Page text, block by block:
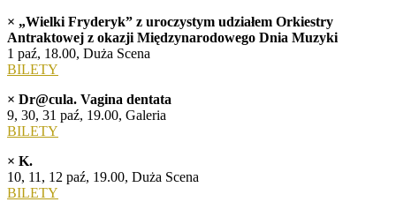
× „Wielki Fryderyk” z uroczystym udziałem Orkiestry
Antraktowej z okazji Międzynarodowego Dnia Muzyki
1 paź, 18.00, Duża Scena
BILETY
× Dr@cula. Vagina dentata
9, 30, 31 paź, 19.00, Galeria
BILETY
× K.
10, 11, 12 paź, 19.00, Duża Scena
BILETY